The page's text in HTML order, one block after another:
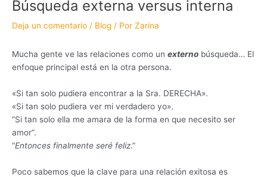
Búsqueda externa versus interna
Deja un comentario / Blog / Por Zarina
Mucha gente ve las relaciones como un externo búsqueda… El
enfoque principal está en la otra persona.
«Si tan solo pudiera encontrar a la Sra. DERECHA».
«Si tan solo pudiera ver mi verdadero yo».
“Si tan solo ella me amara de la forma en que necesito ser
amor”.
“Entonces finalmente seré feliz.”
Poco sabemos que la clave para una relación exitosa es